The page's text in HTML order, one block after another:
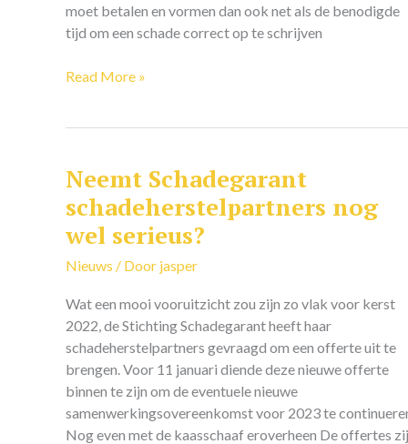
moet betalen en vormen dan ook net als de benodigde
tijd om een schade correct op te schrijven
Read More »
Neemt Schadegarant
schadeherstelpartners nog
wel serieus?
Nieuws / Door jasper
Wat een mooi vooruitzicht zou zijn zo vlak voor kerst
2022, de Stichting Schadegarant heeft haar
schadeherstelpartners gevraagd om een offerte uit te
brengen. Voor 11 januari diende deze nieuwe offerte
binnen te zijn om de eventuele nieuwe
samenwerkingsovereenkomst voor 2023 te
Nog even met de kaasschaaf eroverheen De offertes
Neemt
Schadegarant
schadeherstelpartners
nog
wel